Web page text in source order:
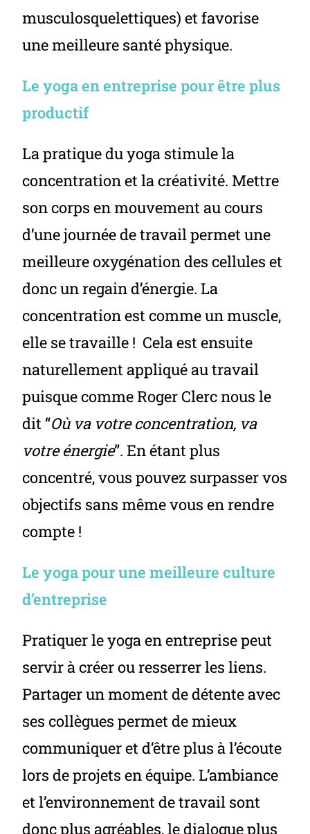
musculosquelettiques) et favorise
une meilleure santé physique.
Le yoga en entreprise pour être plus
productif
La pratique du yoga stimule la
concentration et la créativité. Mettre
son corps en mouvement au cours
d’une journée de travail permet une
meilleure oxygénation des cellules et
donc un regain d’énergie. La
concentration est comme un muscle,
elle se travaille ! Cela est ensuite
naturellement appliqué au travail
puisque comme Roger Clerc nous le
dit “Où va votre concentration, va
votre énergie”. En étant plus
concentré, vous pouvez surpasser vos
objectifs sans même vous en rendre
compte !
Le yoga pour une meilleure culture
d’entreprise
Pratiquer le yoga en entreprise peut
servir à créer ou resserrer les liens.
Partager un moment de détente avec
ses collègues permet de mieux
communiquer et d’être plus à l’écoute
lors de projets en équipe. L’ambiance
et l’environnement de travail sont
donc plus agréables, le dialogue plus